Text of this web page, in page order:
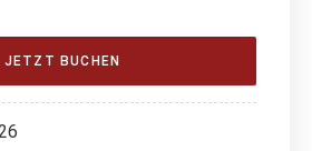
JETZT BUCHEN